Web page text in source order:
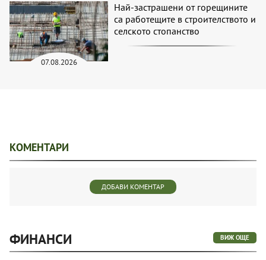
07.08.2026
Най-застрашени от горещините
са работещите в строителството и
селското стопанство
КОМЕНТАРИ
ДОБАВИ КОМЕНТАР
ФИНАНСИ ВИЖ ОЩЕ